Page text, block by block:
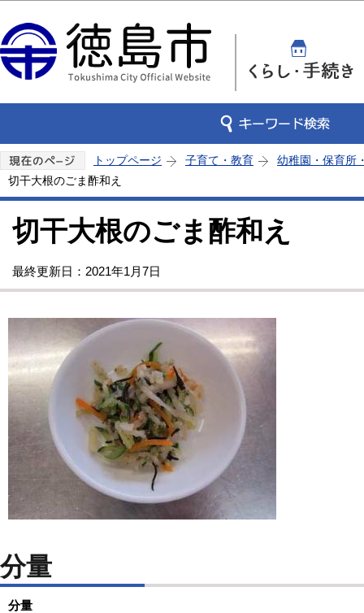
トップページ 子育て・教育
幼稚園・保育所
切干大根のごま酢和え
切干大根のごま酢和え
最終更新日：2021年1月7日
分量
分量